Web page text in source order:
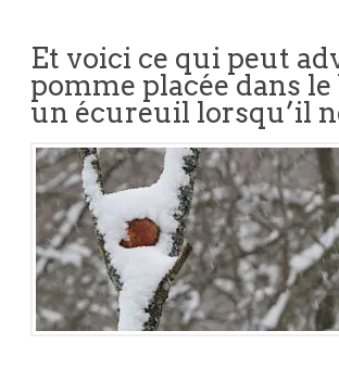
Et voici ce qui peut
pomme placée dans
un écureuil lorsqu’il